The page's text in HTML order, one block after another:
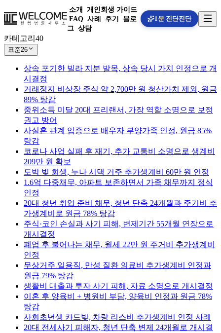
소개
개인회생 가이드
FAQ 사례 후기
블로
그 상담
1분 진단진단
카테고리 40
표준26
상속 포기한 빌라 지분 발목, 상속 당시 가치 인정으로 개
시결정
거래정지 비상장 주식 약 2,700만 원 청산가치 제외, 원금
89% 탕감
중위소득 미달 20대 프리랜서, 가장 역할 소명으로 보정
권고 방어
사실혼 관계 입증으로 배우자 부양가족 인정, 원금 85%
탕감
코로나 사업 실패 후 재기, 추가 교통비 소명으로 생계비
209만 원 확보
도박 빚 회생, 누나 시댁 거주 추가생계비 60만 원 인정
1.6억 다중채무, 아파트 보존하면서 가족 채무까지 정식
인정
20대 청년 취업 준비 채무, 청년 단축 24개월과 주거비 추
가생계비로 원금 78% 탕감
주식·코인 손실과 사기 피해, 변제기간 55개월 연장으로
개시결정
폐업 후 불어나는 채무, 월세 22만 원 주거비 추가생계비
인정
무상거주 일용직, 만성 질환 의료비 추가생계비 인정과
원금 79% 탕감
생활비 대출과 투자 사기 피해, 자료 소명으로 개시결정
이혼 후 양육비 + 병원비 부담, 양육비 인정과 원금 78%
탕감
사회초년생 카드빚, 차량 리스비 추가생계비 인정 사례
20대 전세사기 피해자, 청년 단축 변제 24개월로 개시결